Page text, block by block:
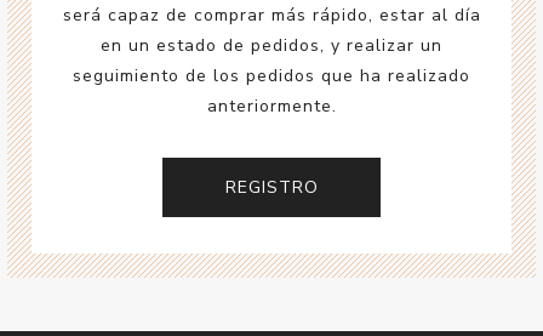
será capaz de comprar más rápido, estar al día
en un estado de pedidos, y realizar un
seguimiento de los pedidos que ha realizado
anteriormente.